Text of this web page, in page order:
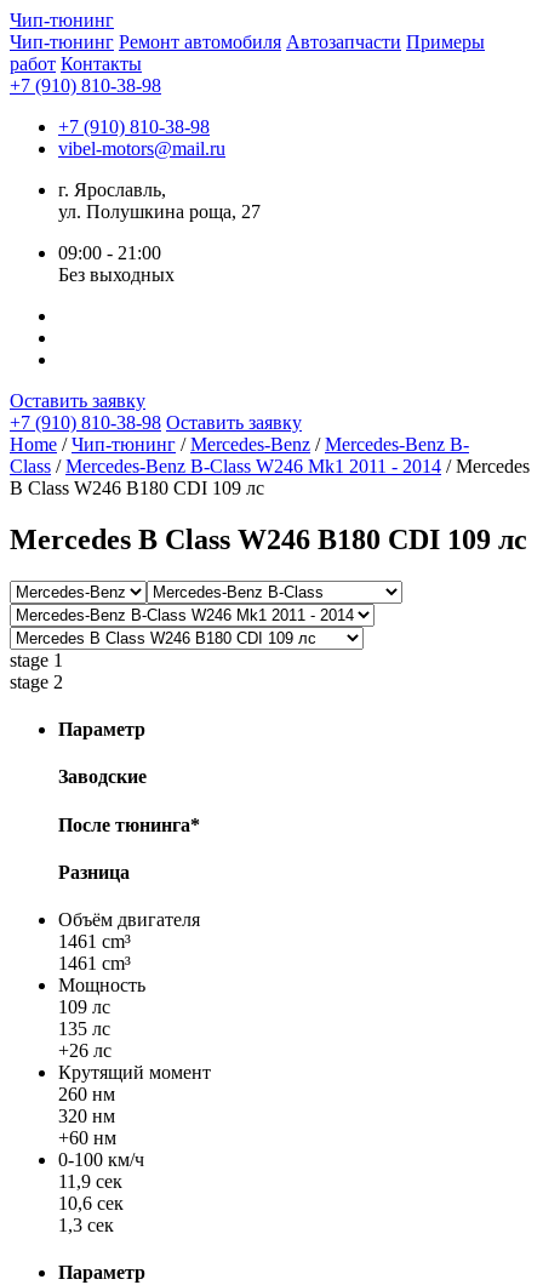
Чип-тюнинг
Чип-тюнинг Ремонт автомобиля Автозапчасти Примеры
работ Контакты
+7 (910) 810-38-98
+7 (910) 810-38-98
vibel-motors@mail.ru
г. Ярославль,
ул. Полушкина роща, 27
09:00 - 21:00
Без выходных
Оставить заявку
+7 (910) 810-38-98 Оставить заявку
Home /Чип-тюнинг /Mercedes-Benz /Mercedes-Benz B-
Class /Mercedes-Benz B-Class W246 Mk1 2011 - 2014 / Mercedes
B Class W246 B180 CDI 109 лс
Mercedes B Class W246 B180 CDI 109 лс
stage 1
stage 2
Параметр
Заводские
После тюнинга*
Разница
Объём двигателя
1461 cm³
1461 cm³
Мощность
109 лс
135 лс
+26 лс
Крутящий момент
260 нм
320 нм
+60 нм
0-100 км/ч
11,9 сек
10,6 сек
1,3 сек
Параметр